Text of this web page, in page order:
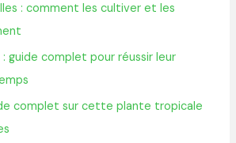
: comment les cultiver et les
guide complet pour réussir leur
complet sur cette plante tropicale